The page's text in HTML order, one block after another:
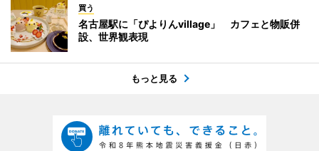
買う
名古屋駅に「ぴよりんvillage」 カフェと物販併
設、世界観表現
もっと見る